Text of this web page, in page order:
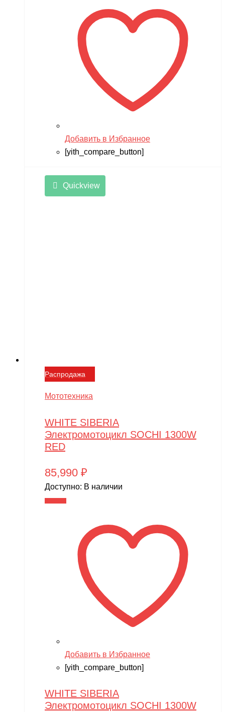
Добавить в Избранное
[yith_compare_button]
Quickview
Распродажа
Мототехника
WHITE SIBERIA
Электромотоцикл SOCHI 1300W
RED
85,990 ₽
Доступно: В наличии
Добавить в Избранное
[yith_compare_button]
WHITE SIBERIA
Электромотоцикл SOCHI 1300W